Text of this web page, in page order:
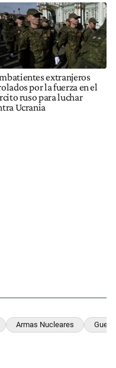
extranjeros
por la fuerza en el
ruso para luchar
Ucrania
Armas Nucleares